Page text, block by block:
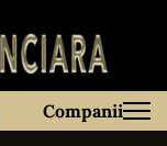
Companii